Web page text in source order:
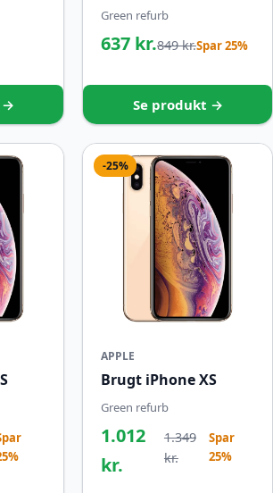
→
Green refurb
637 kr.849 kr.Spar 25%
Se produkt →
-25%
APPLE
Brugt iPhone XS
Green refurb
1.012
kr.
1.349
kr.
Spar
25%